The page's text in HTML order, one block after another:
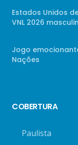
Estados Unidos
VNL 2026
Jogo
Nações
COBERTURA
Paulista